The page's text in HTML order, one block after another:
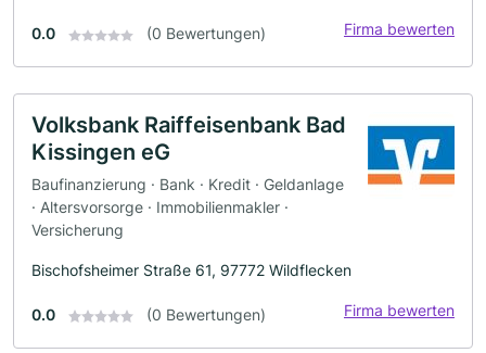
0.0 (0 Bewertungen) Firma bewerten
Volksbank Raiffeisenbank Bad
Kissingen eG
Baufinanzierung · Bank · Kredit · Geldanlage
· Altersvorsorge · Immobilienmakler ·
Versicherung
Bischofsheimer Straße 61, 97772 Wildflecken
0.0 (0 Bewertungen) Firma bewerten